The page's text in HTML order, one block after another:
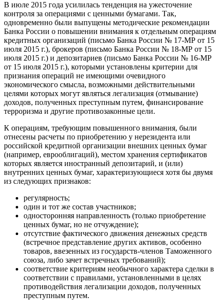
В июле 2015 года усилилась тенденция на ужесточение
контроля за операциями с ценными бумагами. Так,
одновременно были выпущены методические рекомендации
Банка России о повышении внимания к отдельным операциям
кредитных организаций (письмо Банка России № 17-МР от 15
июля 2015 г.), брокеров (письмо Банка России № 18-МР от 15
июля 2015 г.) и депозитариев (письмо Банка России № 16-МР
от 15 июля 2015 г.), которыми установлены критерии для
признания операций не имеющими очевидного
экономического смысла, возможными действительными
целями которых могут являться легализация (отмывание)
доходов, полученных преступным путем, финансирование
терроризма и другие противозаконные цели.
К операциям, требующим повышенного внимания, были
отнесены расчеты по приобретению у нерезидента или
российской кредитной организации внешних ценных бумаг
(например, еврооблигаций), местом хранения сертификатов
которых является иностранный депозитарий, и (или)
внутренних ценных бумаг, характеризующиеся хотя бы двумя
из следующих признаков:
регулярность;
один и тот же состав участников;
односторонняя направленность (только приобретение
ценных бумаг, но не отчуждение);
отсутствие фактического движения денежных средств
(встречное представление других активов, особенно
товаров, ввезенных из государств-членов Таможенного
союза, либо зачет встречных требований);
соответствие критериям необычного характера сделки в
соответствии с правилами, установленными в целях
противодействия легализации доходов, полученных
преступным путем.